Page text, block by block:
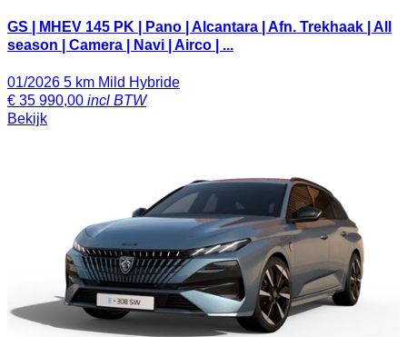
GS | MHEV 145 PK | Pano | Alcantara | Afn. Trekhaak | All
season | Camera | Navi | Airco | ...
01/2026 5 km Mild Hybride
€ 35 990,00 incl BTW
Bekijk